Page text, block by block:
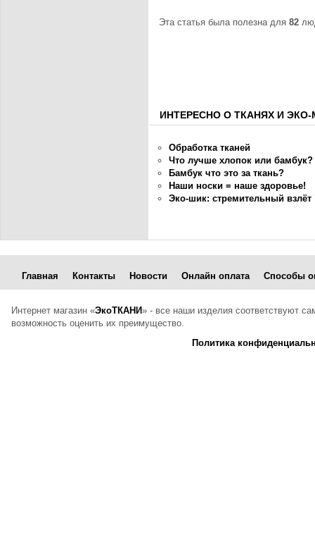
Эта статья была полезна для 82
ИНТЕРЕСНО О ТКАНЯХ И
Обработка тканей
Что лучше хлопок или бамбук?
Бамбук что это за ткань?
Наши носки = наше здоровье!
Эко-шик: стремительный
Главная Контакты Новости Онлайн оплата Способы
Интернет магазин «ЭкоТКАНИ» - все наши изделия соответствуют
возможность оценить их преимущество.
Политика